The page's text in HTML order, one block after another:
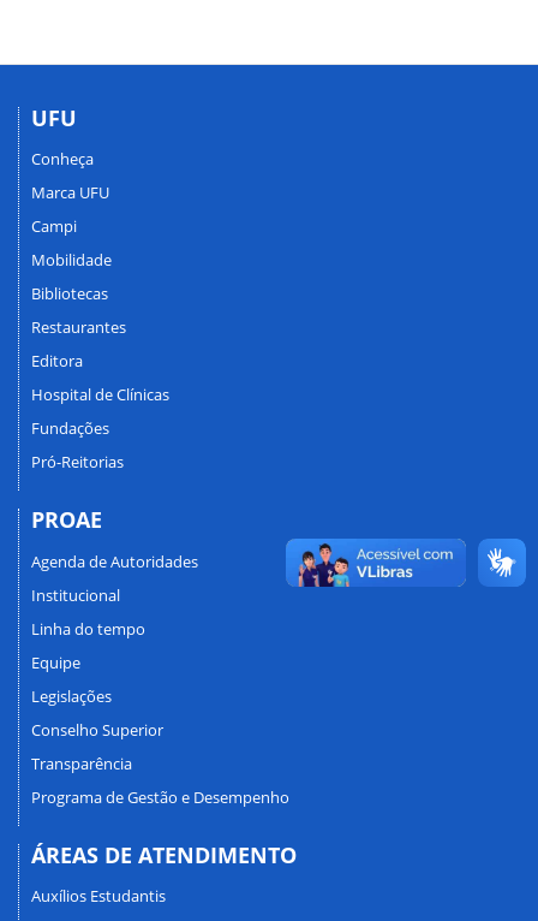
UFU
Conheça
Marca UFU
Campi
Mobilidade
Bibliotecas
Restaurantes
Editora
Hospital de Clínicas
Fundações
Pró-Reitorias
PROAE
Agenda de Autoridades
Institucional
Linha do tempo
Equipe
Legislações
Conselho Superior
Transparência
Programa de Gestão e Desempenho
ÁREAS DE ATENDIMENTO
Auxílios Estudantis